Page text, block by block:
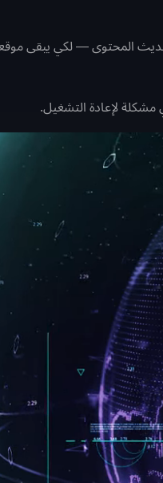
المحتوى — لكي يبقى
لإعادة التشغيل.